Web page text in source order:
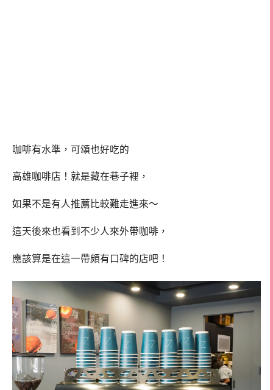
咖啡有水準，可頌也好吃的
高雄咖啡店！就是藏在巷子裡，
如果不是有人推薦比較難走進來～
這天後來也看到不少人來外帶咖啡，
應該算是在這一帶頗有口碑的店吧！